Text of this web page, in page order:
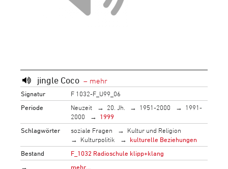
jingle Coco
Signatur
F 1032-F_U99_06
Periode
Neuzeit 20. Jh. 1951-2000
1991-
2000
1999
Schlagwörter
soziale Fragen
Kultur und Religion
Kulturpolitik
kulturelle Beziehungen
Bestand
F_1032 Radioschule klipp+klang
→
mehr…